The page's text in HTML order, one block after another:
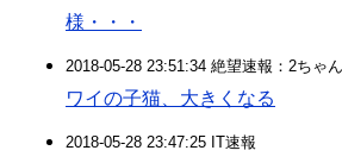
様・・・
2018-05-28 23:51:34 絶望速報：2ちゃ
ワイの子猫、大きくなる
2018-05-28 23:47:25 IT速報